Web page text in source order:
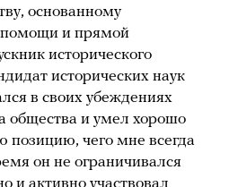
основанному
и прямой
исторического
исторических наук
в своих убеждениях
общества и умел хорошо
позицию, чего мне всегда
он не ограничивался
и активно участвовал